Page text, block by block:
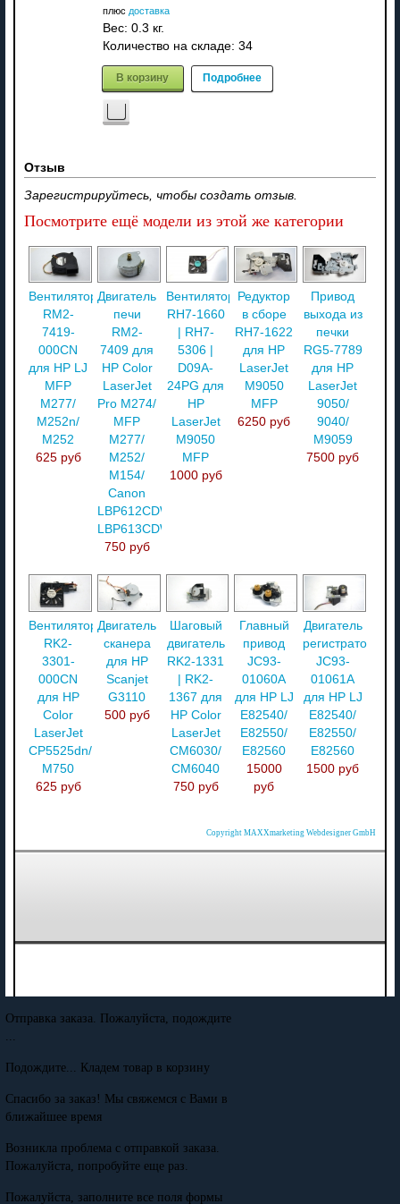
плюс доставка
Вес: 0.3 кг.
Количество на складе: 34
В корзину Подробнее
Отзыв
Зарегистрируйтесь, чтобы создать отзыв.
Посмотрите ещё модели из этой же категории
Вентилятор
RM2-
7419-
000CN
для HP LJ
MFP
M277/
M252n/
M252
625 руб
Двигатель
печи
RM2-
7409 для
HP Color
LaserJet
Pro M274/
MFP
M277/
M252/
M154/
Canon
LBP612CDW/
LBP613CDW
750 руб
Вентилятор
RH7-1660
| RH7-
5306 |
D09A-
24PG для
HP
LaserJet
M9050
MFP
1000 руб
Редуктор
в сборе
RH7-1622
для HP
LaserJet
M9050
MFP
6250 руб
Привод
выхода из
печки
RG5-7789
для HP
LaserJet
9050/
9040/
M9059
7500 руб
Вентилятор
RK2-
3301-
000CN
для HP
Color
LaserJet
CP5525dn/
M750
625 руб
Двигатель
сканера
для HP
Scanjet
G3110
500 руб
Шаговый
двигатель
RK2-1331
| RK2-
1367 для
HP Color
LaserJet
CM6030/
CM6040
750 руб
Главный
привод
JC93-
01060A
для HP LJ
E82540/
E82550/
E82560
15000
руб
Двигатель
регистратора
JC93-
01061A
для HP LJ
E82540/
E82550/
E82560
1500 руб
Copyright MAXXmarketing Webdesigner GmbH
Отправка заказа. Пожалуйста, подождите
Подождите... Кладем товар в корзину
Спасибо за заказ! Мы свяжемся с Вами в
ближайшее время
Возникла проблема с отправкой заказа.
Пожалуйста, попробуйте еще раз.
Пожалуйста, заполните все поля формы